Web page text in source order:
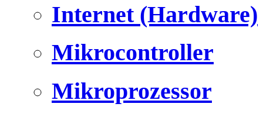
Internet (Hardware)
Mikrocontroller
Mikroprozessor